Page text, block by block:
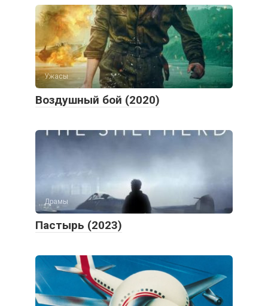
Ужасы
Воздушный бой (2020)
Драмы
Пастырь (2023)